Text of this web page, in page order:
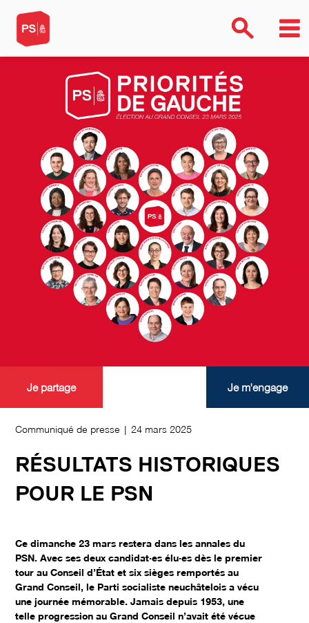
Communiqué de presse | 24 mars 2025
RÉSULTATS HISTORIQUES
POUR LE PSN
Ce dimanche 23 mars restera dans les annales du
PSN. Avec ses deux candidat·es élu·es dès le premier
tour au Conseil d’État et six sièges remportés au
Grand Conseil, le Parti socialiste neuchâtelois a vécu
une journée mémorable. Jamais depuis 1953, une
telle progression au Grand Conseil n’avait été vécue
Je partage Je m'engage